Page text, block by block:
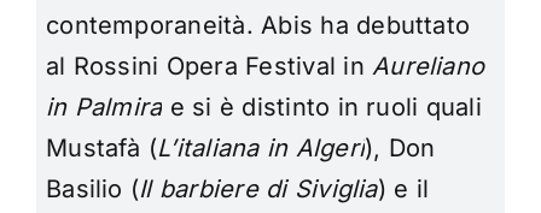
contemporaneità. Abis ha debuttato
al Rossini Opera Festival in Aureliano
in Palmira e si è distinto in ruoli quali
Mustafà (L’italiana in Algeri), Don
Basilio (Il barbiere di Siviglia) e il